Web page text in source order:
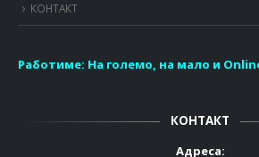
КОНТАКТ
Работиме: На големо, на мало и
КОНТАКТ
Адреса: